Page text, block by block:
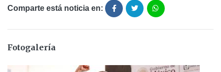
Comparte está noticia en:
Fotogalería